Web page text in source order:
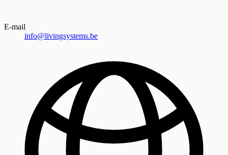
E-mail
info@livingsystems.be